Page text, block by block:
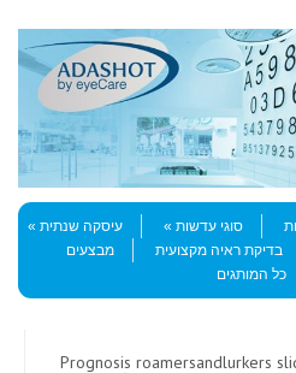
סוגי עדשות
עיסקה שנתית
בדיקת ראיה מקצועית
מבצעים
כל המותגים
> Prognosis roamersandlurkers